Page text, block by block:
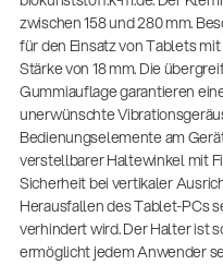
14766-000-55
Akustikgitarren-
zwischen 158 und 280 mm.
für den Einsatz von Tablets
Stärke von 18 mm. Die
Gummiauflage garantieren
unerwünschte
Bedienungselemente am
verstellbarer Haltewinkel mit
Sicherheit bei vertikaler
Herausfallen des Tablet-PCs
verhindert wird. Der Halter ist
ermöglicht jedem Anwender